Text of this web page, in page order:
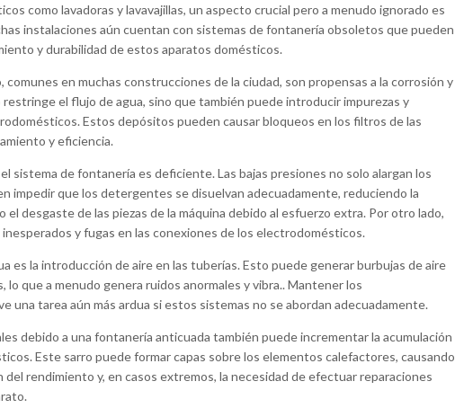
como lavadoras y lavavajillas, un aspecto crucial pero a menudo ignorado es
instalaciones aún cuentan con sistemas de fontanería obsoletos que pueden
y durabilidad de estos aparatos domésticos.
en muchas construcciones de la ciudad, son propensas a la corrosión y
el flujo de agua, sino que también puede introducir impurezas y
Estos depósitos pueden causar bloqueos en los filtros de las
y eficiencia.
sistema de fontanería es deficiente. Las bajas presiones no solo alargan los
impedir que los detergentes se disuelvan adecuadamente, reduciendo la
desgaste de las piezas de la máquina debido al esfuerzo extra. Por otro lado,
y fugas en las conexiones de los electrodomésticos.
es la introducción de aire en las tuberías. Esto puede generar burbujas de aire
que a menudo genera ruidos anormales y vibra.. Mantener los
tarea aún más ardua si estos sistemas no se abordan adecuadamente.
debido a una fontanería anticuada también puede incrementar la acumulación
Este sarro puede formar capas sobre los elementos calefactores, causando
rendimiento y, en casos extremos, la necesidad de efectuar reparaciones